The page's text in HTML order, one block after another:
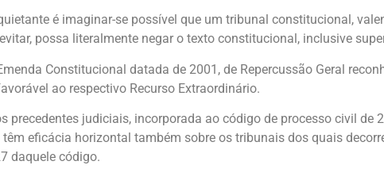
é imaginar-se possível que um tribunal constitucional,
possa literalmente negar o texto constitucional, inclusive
Constitucional datada de 2001, de Repercussão Geral
ao respectivo Recurso Extraordinário.
precedentes judiciais, incorporada ao código de processo civil
eficácia horizontal também sobre os tribunais dos quais
daquele código.